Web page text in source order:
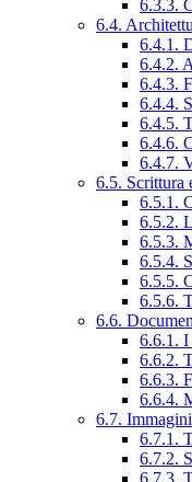
6.3.3.
6.4.
6.4.1.
6.4.2.
6.4.3.
6.4.4.
6.4.5.
6.4.6.
6.4.7.
6.5. Scrittura
6.5.1.
6.5.2.
6.5.3.
6.5.4.
6.5.5.
6.5.6.
6.6.
6.6.1. I
6.6.2.
6.6.3.
6.6.4.
6.7.
6.7.1.
6.7.2.
6.7.3.